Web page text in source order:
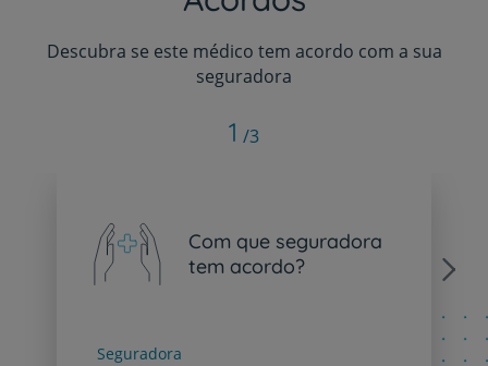
Descubra se este médico tem acordo com a sua
seguradora
Com que seguradora
tem acordo?
Seguradora
Next
1 /3